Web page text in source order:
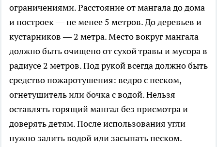
ограничениями. Расстояние от мангала до дома
и построек — не менее 5 метров. До деревьев и
кустарников — 2 метра. Место вокруг мангала
должно быть очищено от сухой травы и мусора в
радиусе 2 метров. Под рукой всегда должно быть
средство пожаротушения: ведро с песком,
огнетушитель или бочка с водой. Нельзя
оставлять горящий мангал без присмотра и
доверять детям. После использования угли
нужно залить водой или засыпать песком.